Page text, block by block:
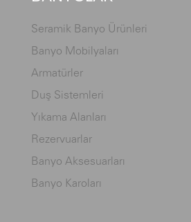
Seramik Banyo Ürünleri
Banyo Mobilyaları
Armatürler
Duş Sistemleri
Yıkama Alanları
Rezervuarlar
Banyo Aksesuarları
Banyo Karoları